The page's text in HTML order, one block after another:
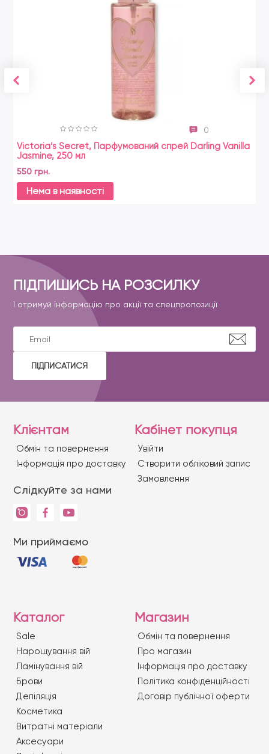
0
Victoria’s Secret, Парфумований спрей Darling Vanilla
Jasmine, 250 мл
550 грн.
Нема в наявності
ПІДПИШИСЬ НА РОЗСИЛКУ
І отримуй інформацію про акції та спецпропозиції
ПІДПИСАТИСЯ
Клієнтам
Обмін та повернення
Iнформація про доставку
Слідкуйте за нами
Ми приймаємо
Кабінет покупця
Увійти
Створити обліковий запис
Замовлення
Каталог
Sale
Нарощування вій
Ламінування вій
Брови
Депіляція
Косметика
Витратні матеріали
Аксесуари
Магазин
Обмін та повернення
Про магазин
Iнформація про доставку
Політика конфіденційності
Договір публічної оферти